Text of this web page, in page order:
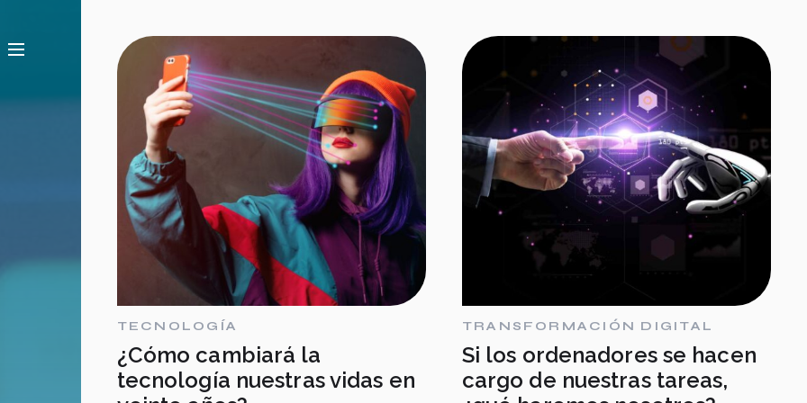
TECNOLOGÍA
¿Cómo cambiará la
tecnología nuestras vidas en
TRANSFORMACIÓN DIGITAL
Si los ordenadores se hacen
cargo de nuestras tareas,